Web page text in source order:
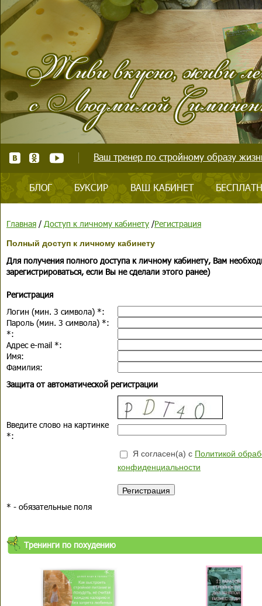
Ваш тренер по стройному образу
БЛОГ БУКСИР ВАШ КАБИНЕТ
Главная / Доступ к личному кабинету /Регистрация
Полный доступ к личному кабинету
Для получения полного доступа к личному кабинету, Вам
зарегистрироваться, если Вы не сделали этого ранее)
Регистрация
Логин (мин. 3 символа) *:
Пароль (мин. 3 символа) *:
*:
Адрес e-mail *:
Имя:
Фамилия:
Защита от автоматической регистрации
Введите слово на картинке
*:
Я согласен(а) с Политикой
конфиденциальности
* - обязательные поля
Тренинги по похудению